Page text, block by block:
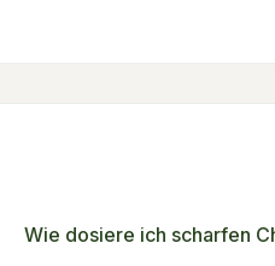
Wie dosiere ich scharfen